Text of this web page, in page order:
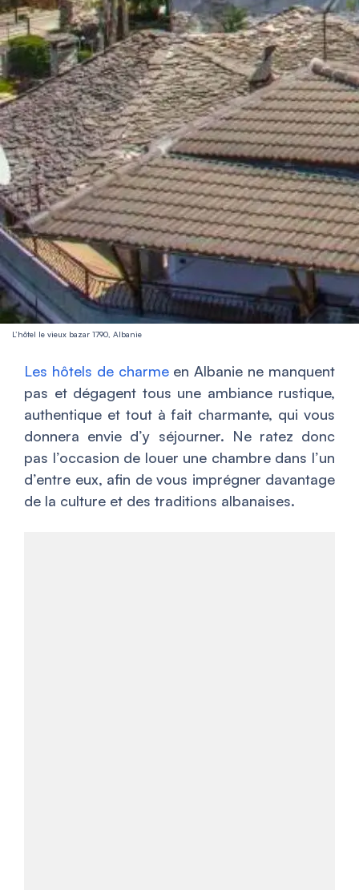
L’hôtel le vieux bazar 1790, Albanie
Les hôtels de charmeen Albanie ne manquent
pas et dégagent tous une ambiance rustique,
authentique et tout à fait charmante, qui vous
donnera envie d’y séjourner. Ne ratez donc
pas l’occasion de louer une chambre dans l’un
d’entre eux, afin de vous imprégner davantage
de la culture et des traditions albanaises.